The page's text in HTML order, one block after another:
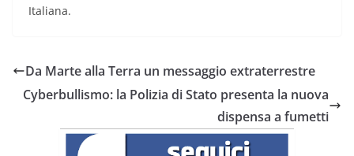
Italiana.
Da Marte alla Terra un messaggio extraterrestre
Cyberbullismo: la Polizia di Stato presenta la nuova
dispensa a fumetti